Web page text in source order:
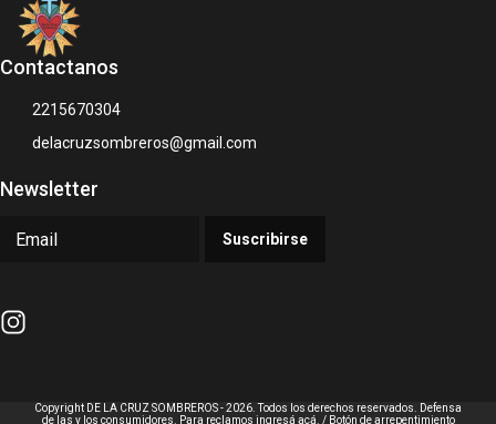
Contactanos
2215670304
delacruzsombreros@gmail.com
Newsletter
Suscribirse
Copyright DE LA CRUZ SOMBREROS - 2026. Todos los derechos reservados. Defensa
de las y los consumidores. Para reclamos ingresá acá. / Botón de arrepentimiento